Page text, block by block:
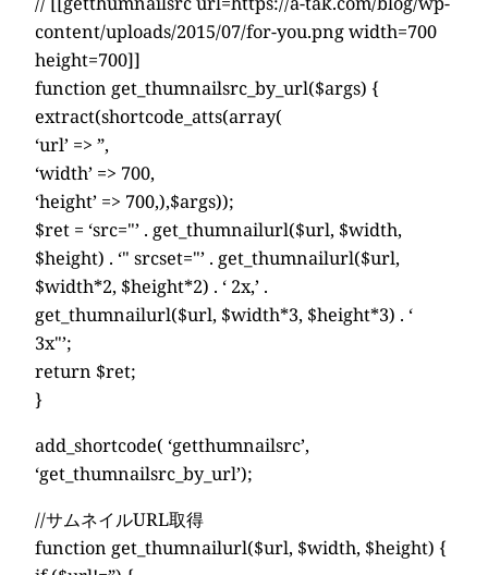
content/uploads/2015/07/for-you.png width=700
height=700]]
function get_thumnailsrc_by_url($args) {
extract(shortcode_atts(array(
‘url’ => ”,
‘width’ => 700,
‘height’ => 700,),$args));
$ret = ‘src="’ . get_thumnailurl($url, $width,
$height) . ‘" srcset="’ . get_thumnailurl($url,
$width*2, $height*2) . ‘ 2x,’ .
get_thumnailurl($url, $width*3, $height*3) . ‘
3x"’;
return $ret;
}
add_shortcode( ‘getthumnailsrc’,
‘get_thumnailsrc_by_url’);
//サムネイルURL取得
function get_thumnailurl($url, $width, $height) {